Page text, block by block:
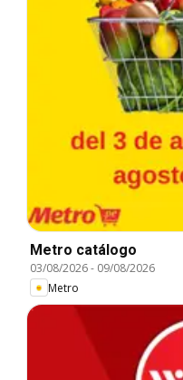
Metro catálogo
03/08/2026- 09/08/2026
Metro